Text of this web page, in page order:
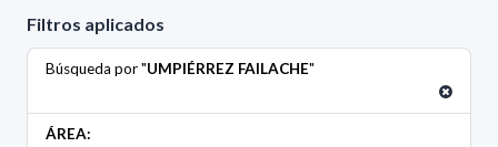
Filtros aplicados
Búsqueda por "UMPIÉRREZ FAILACHE"
ÁREA: